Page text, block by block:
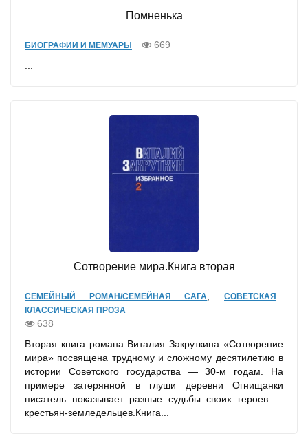
Помненька
БИОГРАФИИ И МЕМУАРЫ
669
Сотворение мира.Книга вторая
СЕМЕЙНЫЙ РОМАН/СЕМЕЙНАЯ САГА ,СОВЕТСКАЯ
КЛАССИЧЕСКАЯ ПРОЗА
638
Вторая книга романа Виталия Закруткина «Сотворение
мира» посвящена трудному и сложному десятилетию в
истории Советского государства — 30-м годам. На
примере затерянной в глуши деревни Огнищанки
писатель показывает разные судьбы своих героев —
крестьян-земледельцев.Книга...